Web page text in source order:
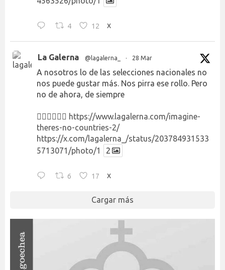
4 12 X
La Galerna @lagalerna_ · 28 Mar
A nosotros lo de las selecciones nacionales no
nos puede gustar más. Nos pirra ese rollo. Pero
no de ahora, de siempre
👉🏻👉🏻👉🏻 https://www.lagalerna.com/imagine-
theres-no-countries-2/
https://x.com/lagalerna_/status/203784931533
5713071/photo/1
2
6 17 X
Cargar más